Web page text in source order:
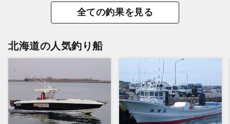
全ての釣果を見る
北海道の人気釣り船